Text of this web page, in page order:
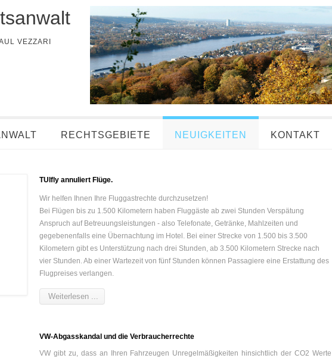
VEZZARI
RECHTSGEBIETE NEUIGKEITEN KONTAKT
TUIfly annuliert Flüge.
Wir helfen Ihnen Ihre Fluggastrechte durchzusetzen!
Bei Flügen bis zu 1.500 Kilometern haben Fluggäste ab zwei Stunden Verspätung
Anspruch auf Betreuungsleistungen - also Telefonate, Getränke, Mahlzeiten und
gegebenenfalls eine Übernachtung im Hotel. Bei einer Strecke von 1.500 bis 3.500
Kilometern gibt es Unterstützung nach drei Stunden, ab 3.500 Kilometern Strecke nach
vier Stunden. Ab einer Wartezeit von fünf Stunden können Passagiere eine Erstattung des
Flugpreises verlangen.
Weiterlesen ...
VW-Abgasskandal und die Verbraucherrechte
VW gibt zu, dass an Ihren Fahrzeugen Unregelmäßigkeiten hinsichtlich der CO2 Werte